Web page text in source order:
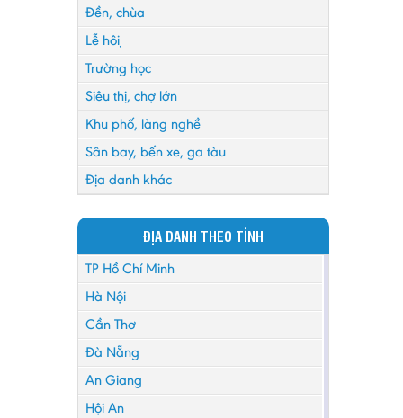
Đền, chùa
Lễ hội
Trường học
Siêu thị, chợ lớn
Khu phố, làng nghề
Sân bay, bến xe, ga tàu
Địa danh khác
ĐỊA DANH THEO TỈNH
TP Hồ Chí Minh
Hà Nội
Cần Thơ
Đà Nẵng
An Giang
Hội An